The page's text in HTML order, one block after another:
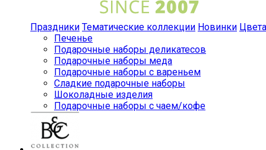
Праздники Тематические коллекции Новинки Цвета
Печенье
Подарочные наборы деликатесов
Подарочные наборы меда
Подарочные наборы с вареньем
Сладкие подарочные наборы
Шоколадные изделия
Подарочные наборы с чаем/кофе